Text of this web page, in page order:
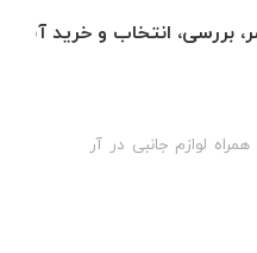
بررسی، انتخاب و خرید
لوازم جانبی در آر